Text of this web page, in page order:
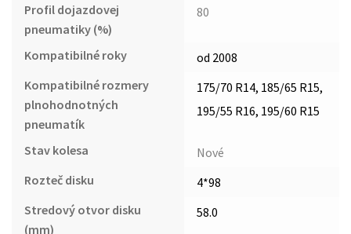
Profil dojazdovej
pneumatiky (%)
80
Kompatibilné roky
od 2008
Kompatibilné rozmery
plnohodnotných
pneumatík
175/70 R14, 185/65 R15,
195/55 R16, 195/60 R15
Stav kolesa
Nové
Rozteč disku
4*98
Stredový otvor disku
(mm)
58.0